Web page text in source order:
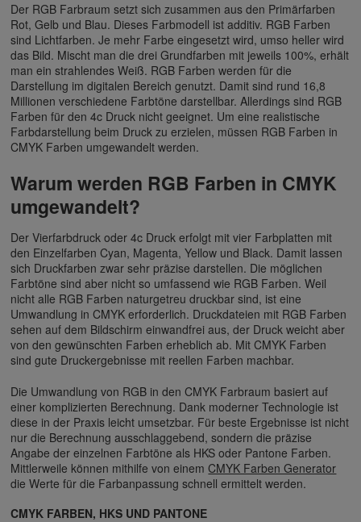
Der RGB Farbraum setzt sich zusammen aus den Primärfarben
Rot, Gelb und Blau. Dieses Farbmodell ist additiv. RGB Farben
sind Lichtfarben. Je mehr Farbe eingesetzt wird, umso heller wird
das Bild. Mischt man die drei Grundfarben mit jeweils 100%, erhält
man ein strahlendes Weiß. RGB Farben werden für die
Darstellung im digitalen Bereich genutzt. Damit sind rund 16,8
Millionen verschiedene Farbtöne darstellbar. Allerdings sind RGB
Farben für den 4c Druck nicht geeignet. Um eine realistische
Farbdarstellung beim Druck zu erzielen, müssen RGB Farben in
CMYK Farben umgewandelt werden.
Warum werden RGB Farben in CMYK
umgewandelt?
Der Vierfarbdruck oder 4c Druck erfolgt mit vier Farbplatten mit
den Einzelfarben Cyan, Magenta, Yellow und Black. Damit lassen
sich Druckfarben zwar sehr präzise darstellen. Die möglichen
Farbtöne sind aber nicht so umfassend wie RGB Farben. Weil
nicht alle RGB Farben naturgetreu druckbar sind, ist eine
Umwandlung in CMYK erforderlich. Druckdateien mit RGB Farben
sehen auf dem Bildschirm einwandfrei aus, der Druck weicht aber
von den gewünschten Farben erheblich ab. Mit CMYK Farben
sind gute Druckergebnisse mit reellen Farben machbar.
Die Umwandlung von RGB in den CMYK Farbraum basiert auf
einer komplizierten Berechnung. Dank moderner Technologie ist
diese in der Praxis leicht umsetzbar. Für beste Ergebnisse ist nicht
nur die Berechnung ausschlaggebend, sondern die präzise
Angabe der einzelnen Farbtöne als HKS oder Pantone Farben.
Mittlerweile können mithilfe von einemCMYK Farben Generator
die Werte für die Farbanpassung schnell ermittelt werden.
CMYK FARBEN, HKS UND PANTONE